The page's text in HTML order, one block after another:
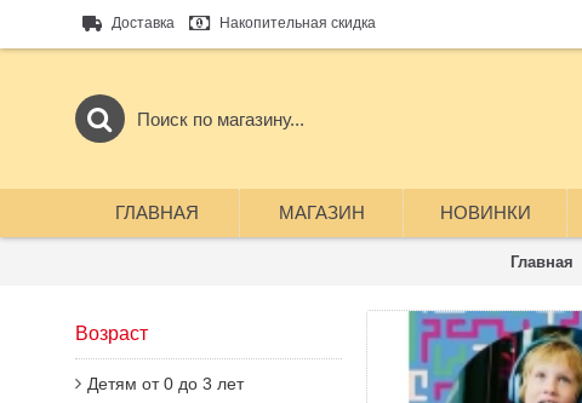
Доставка Накопительная скидка
ГЛАВНАЯ МАГАЗИН НОВИНКИ
Главная
Возраст
Детям от 0 до 3 лет